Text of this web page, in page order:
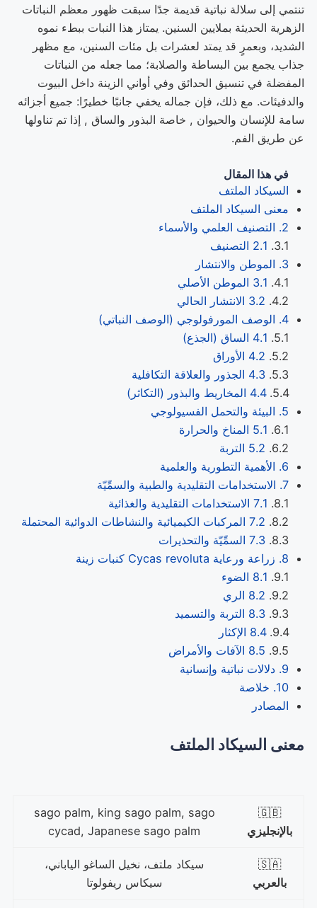
تنتمي إلى سلالة نباتية قديمة جدًا سبقت ظهور معظم النباتات
الزهرية الحديثة بملايين السنين. يمتاز هذا النبات ببطء نموه
الشديد، وبعمرٍ قد يمتد لعشرات بل مئات السنين، مع مظهر
جذاب يجمع بين البساطة والصلابة؛ مما جعله من النباتات
المفضلة في تنسيق الحدائق وفي أواني الزينة داخل البيوت
والدفيئات. مع ذلك، فإن جماله يخفي جانبًا خطيرًا: جميع أجزائه
سامة للإنسان والحيوان , خاصة البذور والساق , إذا تم تناولها
عن طريق الفم.
في هذا المقال
السيكاد الملتف
معنى السيكاد الملتف
2. التصنيف العلمي والأسماء
2.1 التصنيف
3. الموطن والانتشار
3.1 الموطن الأصلي
3.2 الانتشار الحالي
4. الوصف المورفولوجي (الوصف النباتي)
4.1 الساق (الجذع)
4.2 الأوراق
4.3 الجذور والعلاقة التكافلية
4.4 المخاريط والبذور (التكاثر)
5. البيئة والتحمل الفسيولوجي
5.1 المناخ والحرارة
5.2 التربة
6. الأهمية التطورية والعلمية
7. الاستخدامات التقليدية والطبية والسمِّيّة
7.1 الاستخدامات التقليدية والغذائية
7.2 المركبات الكيميائية والنشاطات الدوائية المحتملة
7.3 السمِّيّة والتحذيرات
8. زراعة ورعاية Cycas revoluta كنبات زينة
8.1 الضوء
8.2 الري
8.3 التربة والتسميد
8.4 الإكثار
8.5 الآفات والأمراض
9. دلالات نباتية وإنسانية
10. خلاصة
المصادر
معنى السيكاد الملتف
🇬🇧
بالإنجليزي
sago palm, king sago palm, sago
cycad, Japanese sago palm
🇸🇦
بالعربي
سيكاد ملتف، نخيل الساغو الياباني،
سيكاس ريفولوتا